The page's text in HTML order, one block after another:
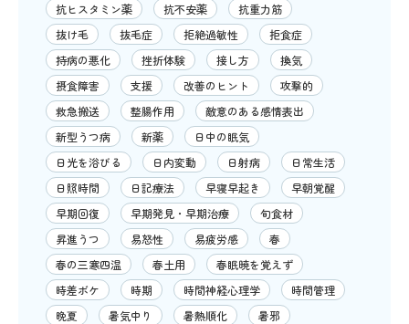
抗ヒスタミン薬
抗不安薬
抗重力筋
抜け毛
抜毛症 拒絶過敏性
拒食症
持病の悪化
挫折体験 接し方
換気
摂食障害
支援 改善のヒント
攻撃的
救急搬送
整腸作用
敵意のある感情表出
新型うつ病
新薬
日中の眠気
日光を浴びる
日内変動 日射病
日常生活
日照時間
日記療法 早寝早起き
早朝覚醒
早期回復
早期発見・早期治療
旬食材
昇進うつ
易怒性 易疲労感
春
春の三寒四温
春土用
春眠暁を覚えず
時差ボケ
時期 時間神経心理学
時間管理
晩夏
暑気中り 暑熱順化
暑邪